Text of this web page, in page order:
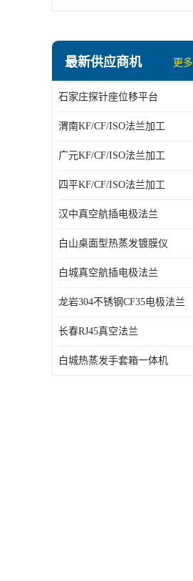
最新供应商机 更多
石家庄探针座位移平台
渭南KF/CF/ISO法兰加工
广元KF/CF/ISO法兰加工
四平KF/CF/ISO法兰加工
汉中真空航插电极法兰
白山桌面型热蒸发镀膜仪
白城真空航插电极法兰
龙岩304不锈钢CF35电极法兰
长春RJ45真空法兰
白城热蒸发手套箱一体机